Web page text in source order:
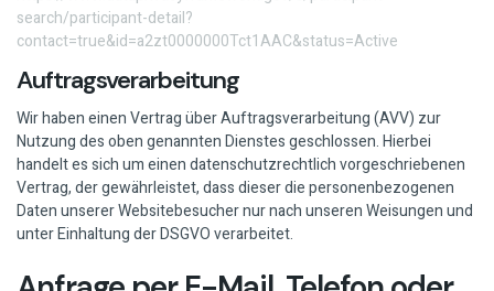
search/participant-detail?
contact=true&id=a2zt0000000Tct1AAC&status=Active
Auftragsverarbeitung
Wir haben einen Vertrag über Auftragsverarbeitung (AVV) zur
Nutzung des oben genannten Dienstes geschlossen. Hierbei
handelt es sich um einen datenschutzrechtlich vorgeschriebenen
Vertrag, der gewährleistet, dass dieser die personenbezogenen
Daten unserer Websitebesucher nur nach unseren Weisungen und
unter Einhaltung der DSGVO verarbeitet.